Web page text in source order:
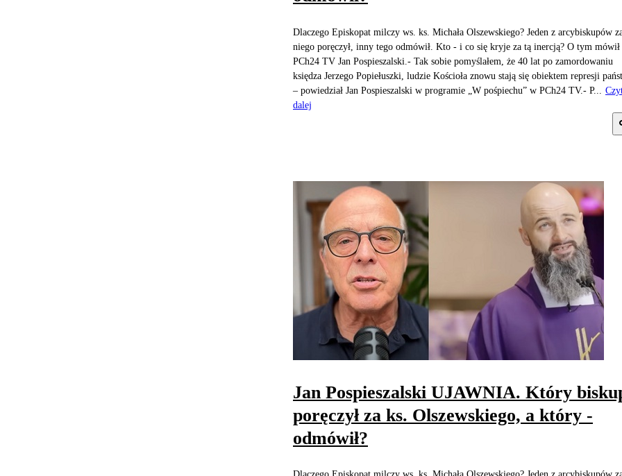
Dlaczego Episkopat milczy ws. ks. Michała Olszewskiego? Jeden z arcybiskupów
niego poręczył, inny tego odmówił. Kto - i co się kryje za tą inercją? O tym
PCh24 TV Jan Pospieszalski.- Tak sobie pomyślałem, że 40 lat po zamordowaniu
księdza Jerzego Popiełuszki, ludzie Kościoła znowu stają się obiektem represji
– powiedział Jan Pospieszalski w programie „W pośpiechu” w PCh24 TV.- P...
dalej
Jan Pospieszalski UJAWNIA. Który
poręczył za ks. Olszewskiego, a który -
odmówił?